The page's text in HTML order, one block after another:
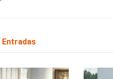
Entradas